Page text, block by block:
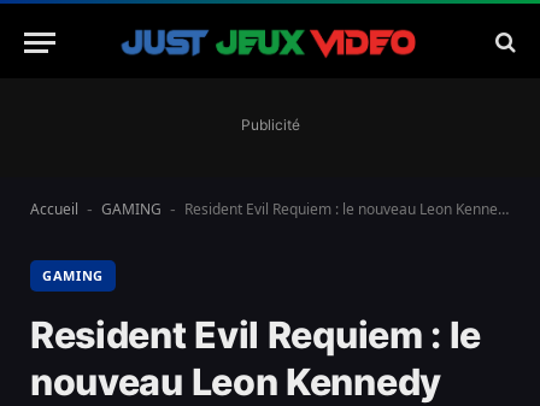
Publicité
Accueil - GAMING - Resident Evil Requiem : le nouveau Leon Kennedy façonné par les développeuses de Capcom
GAMING
Resident Evil Requiem : le
nouveau Leon Kennedy